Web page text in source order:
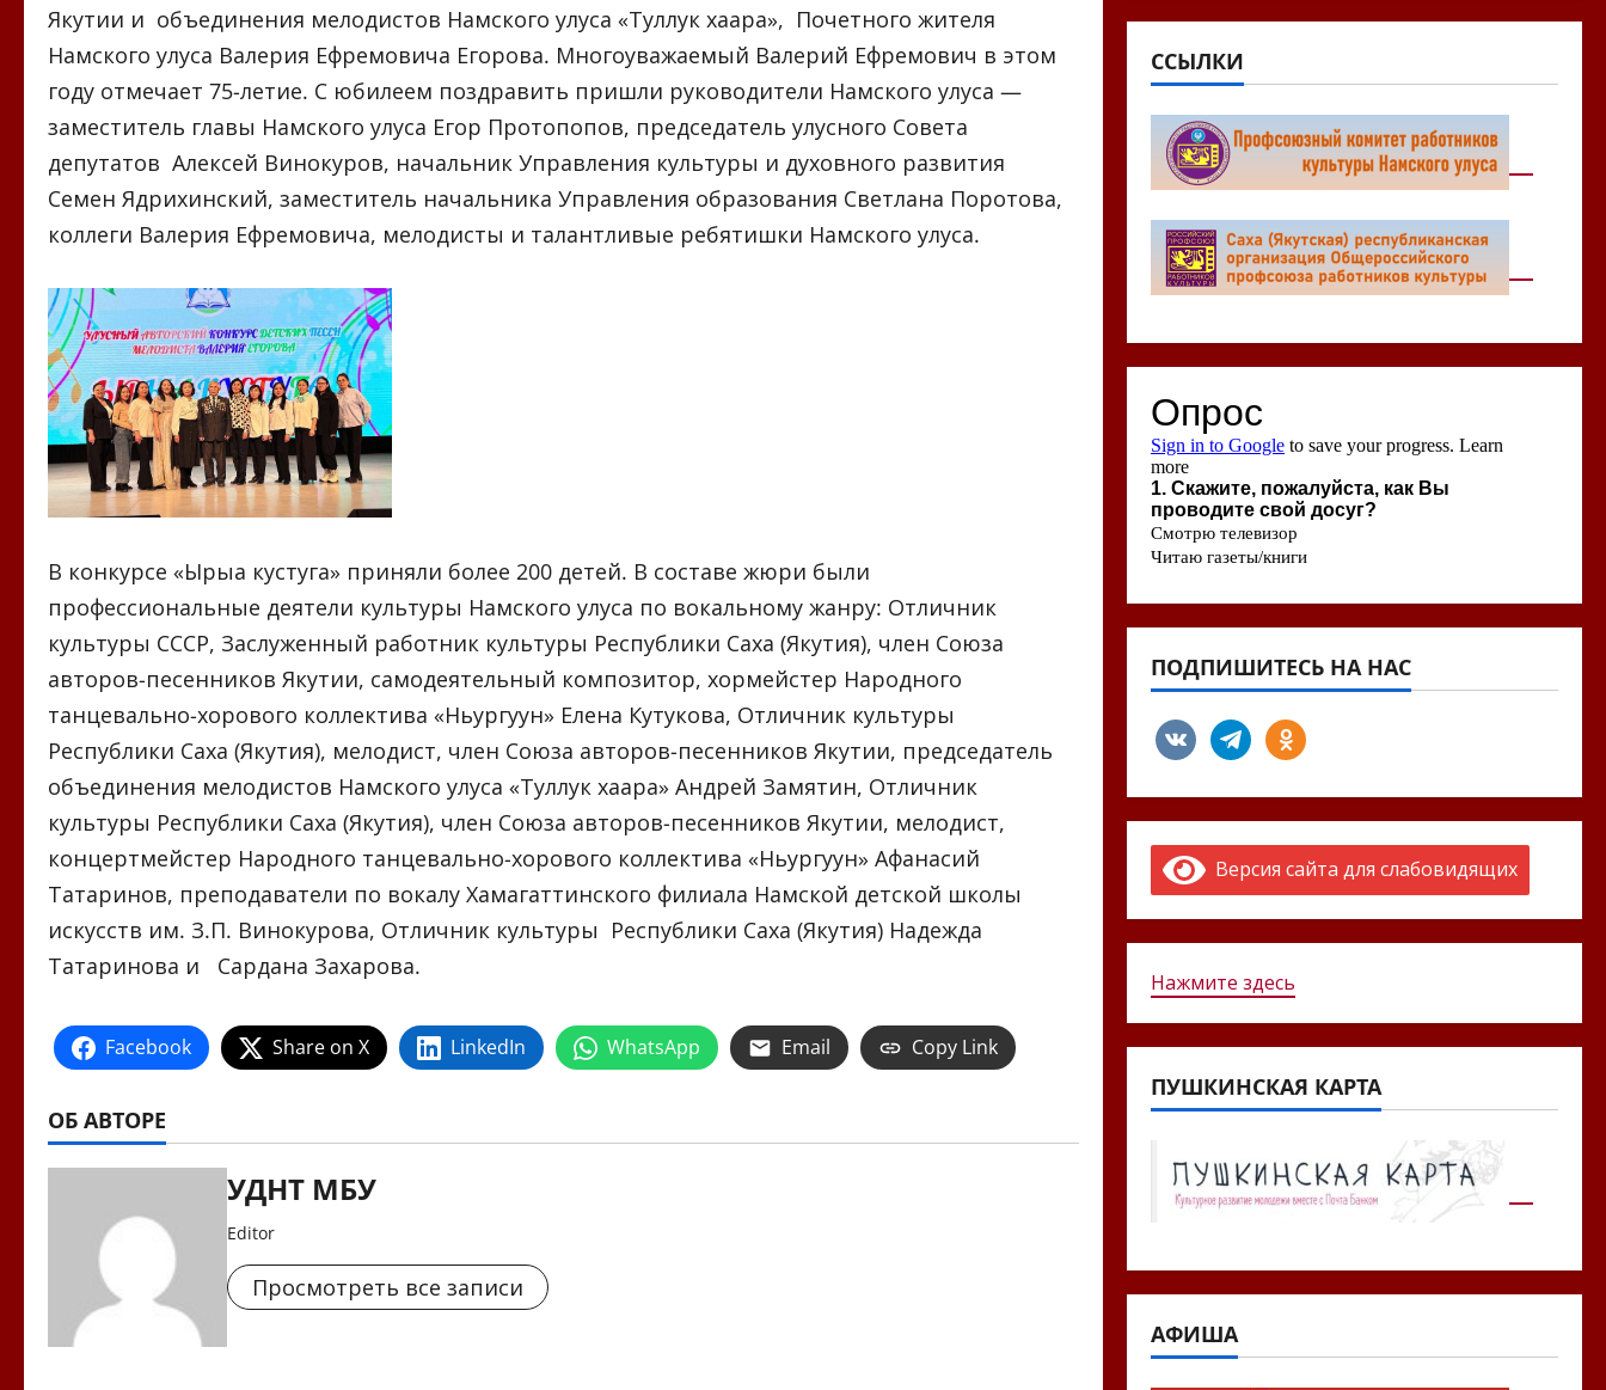
Якутии и объединения мелодистов Намского улуса «Туллук хаара», Почетного жителя
Намского улуса Валерия Ефремовича Егорова. Многоуважаемый Валерий Ефремович в этом
году отмечает 75-летие. С юбилеем поздравить пришли руководители Намского улуса —
заместитель главы Намского улуса Егор Протопопов, председатель улусного Совета
депутатов Алексей Винокуров, начальник Управления культуры и духовного развития
Семен Ядрихинский, заместитель начальника Управления образования Светлана Поротова,
коллеги Валерия Ефремовича, мелодисты и талантливые ребятишки Намского улуса.
В конкурсе «Ырыа кустуга» приняли более 200 детей. В составе жюри были
профессиональные деятели культуры Намского улуса по вокальному жанру: Отличник
культуры СССР, Заслуженный работник культуры Республики Саха (Якутия), член Союза
авторов-песенников Якутии, самодеятельный композитор, хормейстер Народного
танцевально-хорового коллектива «Ньургуһун» Елена Кутукова, Отличник культуры
Республики Саха (Якутия), мелодист, член Союза авторов-песенников Якутии, председатель
объединения мелодистов Намского улуса «Туллук хаара» Андрей Замятин, Отличник
культуры Республики Саха (Якутия), член Союза авторов-песенников Якутии, мелодист,
концертмейстер Народного танцевально-хорового коллектива «Ньургуһун» Афанасий
Татаринов, преподаватели по вокалу Хамагаттинского филиала Намской детской школы
искусств им. З.П. Винокурова, Отличник культуры Республики Саха (Якутия) Надежда
Татаринова и Сардана Захарова.
Facebook Share on X LinkedIn WhatsApp Email Copy Link
ОБ АВТОРЕ
УДНТ МБУ
Editor
Просмотреть все записи
ССЫЛКИ
ПОДПИШИТЕСЬ НА НАС
vkontaktetelegramodnoklassniki
Версия сайта для слабовидящих
Нажмите здесь
ПУШКИНСКАЯ КАРТА
АФИША